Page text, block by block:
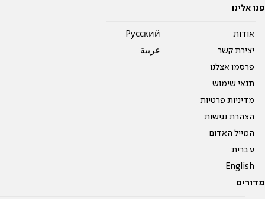
פנו אלינו
אודות
יצירת קשר
פרסמו אצלנו
תנאי שימוש
מדיניות פרטיות
הצהרת נגישות
המייל האדום
עברית
English
Pусский
عربية
מדורים